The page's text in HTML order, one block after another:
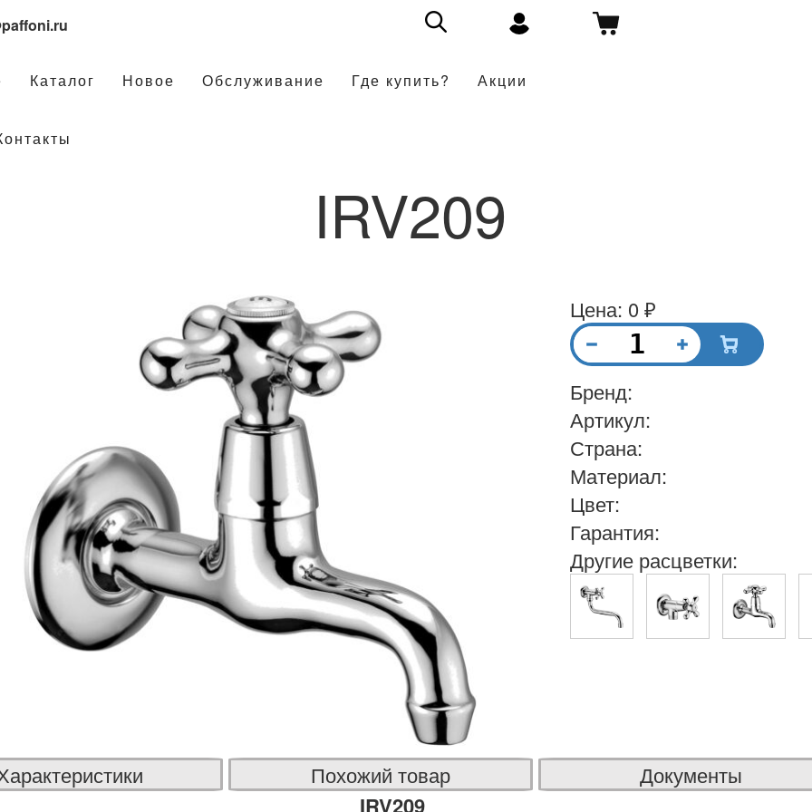
Каталог Новое Обслуживание Где купить? Акции
IRV209
Похожий товар Документы
IRV209
Цена: 0 ₽
Бренд:
Артикул:
Страна:
Материал:
Цвет:
Гарантия:
Другие расцветки: